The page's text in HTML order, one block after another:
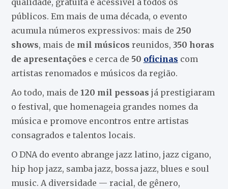
públicos. Em mais de uma década, o evento
acumula números expressivos: mais de 250
shows, mais de mil músicos reunidos, 350 horas
de apresentações e cerca de 50 oficinas com
artistas renomados e músicos da região.
Ao todo, mais de 120 mil pessoas já prestigiaram
o festival, que homenageia grandes nomes da
música e promove encontros entre artistas
consagrados e talentos locais.
O DNA do evento abrange jazz latino, jazz cigano,
hip hop jazz, samba jazz, bossa jazz, blues e soul
music. A diversidade — racial, de gênero,